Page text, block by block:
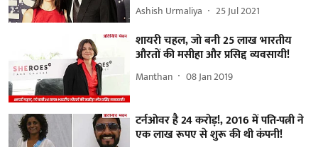
Ashish Urmaliya 25 Jul 2021
शायरी चहल, जो बनी 25 लाख भारतीय
औरतों की मसीहा और प्रसिद्द व्यवसायी!
Manthan 08 Jan 2019
टर्नओवर है 24 करोड़!, 2016 में पति-पत्नी ने
एक लाख रूपए से शुरू की थी कंपनी!